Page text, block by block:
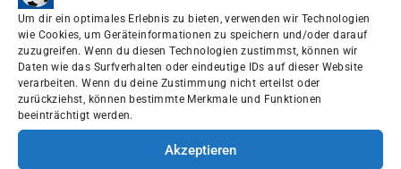
Um dir ein optimales Erlebnis zu bieten, verwenden wir Technologien
wie Cookies, um Geräteinformationen zu speichern und/oder darauf
zuzugreifen. Wenn du diesen Technologien zustimmst, können wir
Daten wie das Surfverhalten oder eindeutige IDs auf dieser Website
verarbeiten. Wenn du deine Zustimmung nicht erteilst oder
zurückziehst, können bestimmte Merkmale und Funktionen
beeinträchtigt werden.
Akzeptieren
Enges Spiel verloren
Erste spielt um Supercup
EDEKA Foodservice Sportpark
Ü32 zieht ins Pokalfinale ein